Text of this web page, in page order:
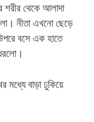
শরীর থেকে আলাদা
নীতা এখনো ছেড়ে
বসে এক হাতে
মধ্যে বাড়া ঢুকিয়ে